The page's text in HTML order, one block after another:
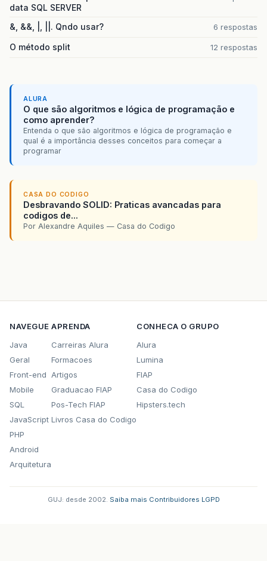
data SQL SERVER
&, &&, |, ||. Qndo usar? 6 respostas
O método split 12 respostas
ALURA
O que são algoritmos e lógica de programação e
como aprender?
Entenda o que são algoritmos e lógica de programação e
qual é a importância desses conceitos para começar a
programar
CASA DO CODIGO
Desbravando SOLID: Praticas avancadas para
codigos de...
Por Alexandre Aquiles — Casa do Codigo
NAVEGUE
Java
Geral
Front-end
Mobile
SQL
JavaScript
PHP
Android
Arquitetura
APRENDA
Carreiras Alura
Formacoes
Artigos
Graduacao FIAP
Pos-Tech FIAP
Livros Casa do Codigo
CONHECA O GRUPO
Alura
Lumina
FIAP
Casa do Codigo
Hipsters.tech
GUJ: desde 2002. Saiba mais Contribuidores LGPD